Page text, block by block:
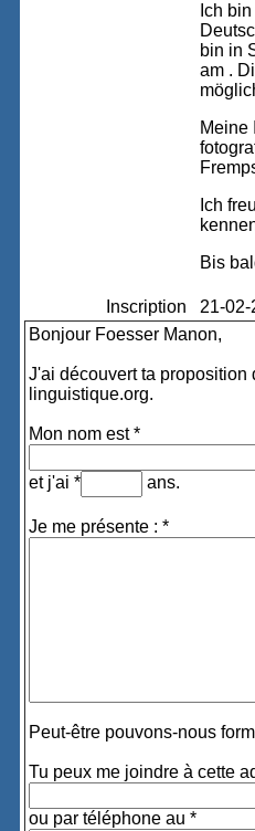
Ich
bin in
am .
Meine
Ich
Bis
Inscription
21-
Bonjour Foesser Manon,
J'ai découvert ta proposition
linguistique.org.
Mon nom est *
et j'ai * ans.
Je me présente : *
Peut-être pouvons-nous
Tu peux me joindre à cette
ou par téléphone au *